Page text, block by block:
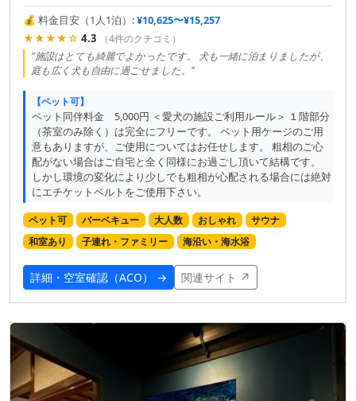
💰 料金目安（1人1泊）:¥10,625〜¥15,257
★★★★☆ 4.3
（4件のクチコミ）
"施設はとても綺麗でよかったです。 犬も一緒に泊まりましたが、
庭も広く犬も自由に過ごせました。"
【ペット可】
ペット同伴料金 5,000円 ＜愛犬の施設ご利用ルール＞ １階部分
（茶室のみ除く）は完全にフリーです。 ペット用ケージのご用
意もありますが、ご使用についてはお任せします。 粗相のご心
配がない場合はご自宅と全く同様にお過ごし頂いて結構です。
しかし環境の変化により少しでも粗相が心配される場合には絶対
にエチケットベルトをご使用下さい。
ペット可 バーベキュー 大人数 おしゃれ
サウナ
和室あり
子連れ・ファミリー 海沿い・海水浴
詳細・空室確認（ACO） → 関連サイト ↗